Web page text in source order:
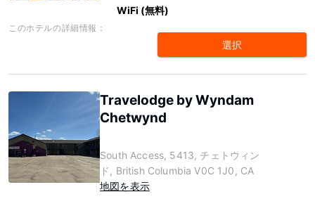
WiFi (無料)
このホテルの詳細情報：
選択
Travelodge by Wyndam
Chetwynd
South Access, 5413, チェトウィン
ド, British Columbia V0C 1J0, CA
地図を表示